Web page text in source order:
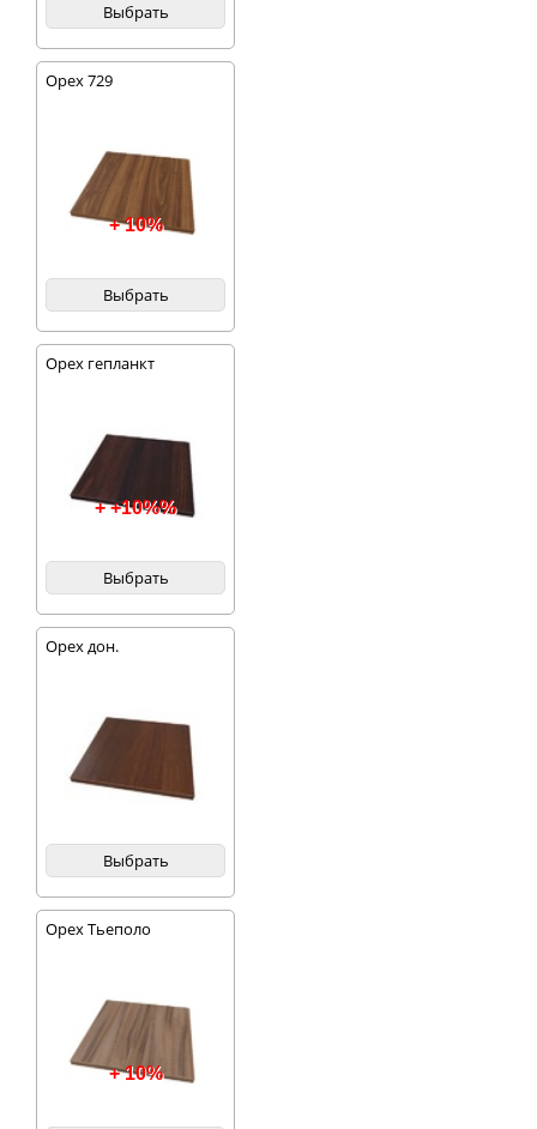
Выбрать
Орех 729
+ 10%
Выбрать
Орех гепланкт
+ +10%%
Выбрать
Орех дон.
Выбрать
Орех Тьеполо
+ 10%